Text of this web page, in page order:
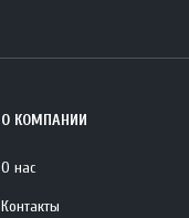
О КОМПАНИИ
О нас
Контакты